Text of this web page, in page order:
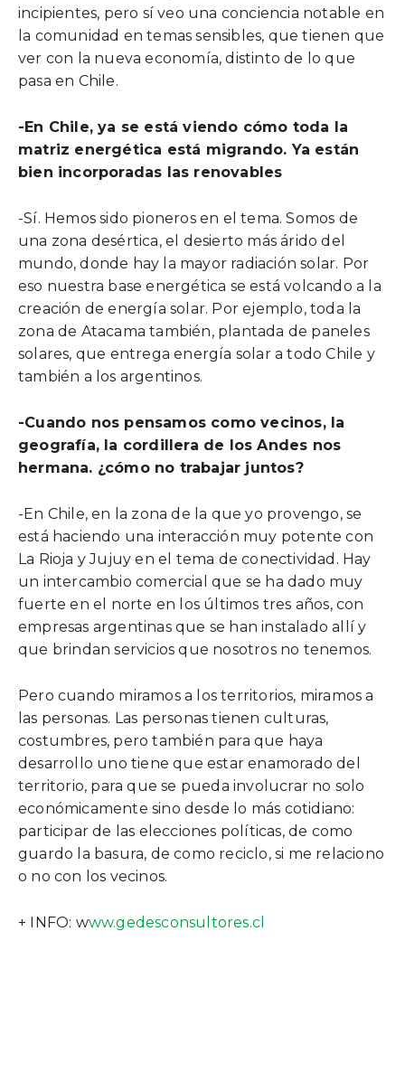
incipientes, pero sí veo una conciencia notable en
la comunidad en temas sensibles, que tienen que
ver con la nueva economía, distinto de lo que
pasa en Chile.
-En Chile, ya se está viendo cómo toda la
matriz energética está migrando. Ya están
bien incorporadas las renovables
-Sí. Hemos sido pioneros en el tema. Somos de
una zona desértica, el desierto más árido del
mundo, donde hay la mayor radiación solar. Por
eso nuestra base energética se está volcando a la
creación de energía solar. Por ejemplo, toda la
zona de Atacama también, plantada de paneles
solares, que entrega energía solar a todo Chile y
también a los argentinos.
-Cuando nos pensamos como vecinos, la
geografía, la cordillera de los Andes nos
hermana. ¿cómo no trabajar juntos?
-En Chile, en la zona de la que yo provengo, se
está haciendo una interacción muy potente con
La Rioja y Jujuy en el tema de conectividad. Hay
un intercambio comercial que se ha dado muy
fuerte en el norte en los últimos tres años, con
empresas argentinas que se han instalado allí y
que brindan servicios que nosotros no tenemos.
Pero cuando miramos a los territorios, miramos a
las personas. Las personas tienen culturas,
costumbres, pero también para que haya
desarrollo uno tiene que estar enamorado del
territorio, para que se pueda involucrar no solo
económicamente sino desde lo más cotidiano:
participar de las elecciones políticas, de como
guardo la basura, de como reciclo, si me relaciono
o no con los vecinos.
+ INFO: www.gedesconsultores.cl